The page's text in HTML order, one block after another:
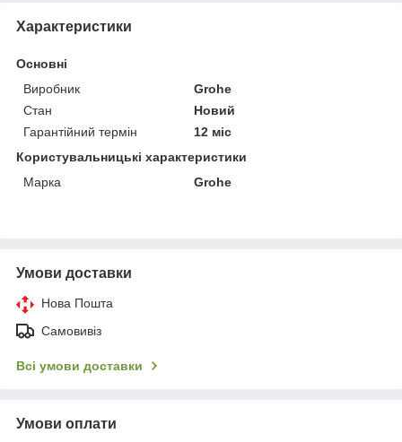
Характеристики
Основні
Виробник
Grohe
Стан
Новий
Гарантійний термін
12 міс
Користувальницькі характеристики
Марка
Grohe
Умови доставки
Нова Пошта
Самовивіз
Всі умови доставки
Умови оплати